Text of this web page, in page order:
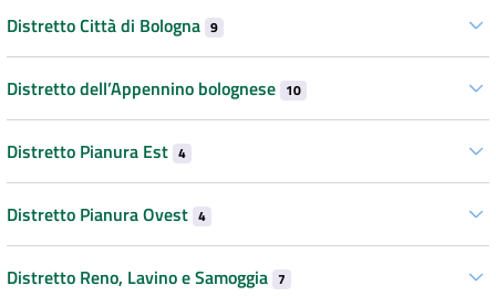
Distretto Città di Bologna 9
Distretto dell’Appennino bolognese 10
Distretto Pianura Est 4
Distretto Pianura Ovest 4
Distretto Reno, Lavino e Samoggia 7